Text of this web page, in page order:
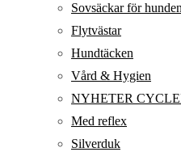
Sovsäckar för hunden
Flytvästar
Hundtäcken
Vård & Hygien
NYHETER
Med reflex
Silverduk